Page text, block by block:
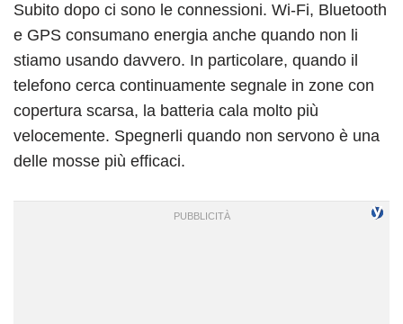
Subito dopo ci sono le connessioni. Wi-Fi, Bluetooth
e GPS consumano energia anche quando non li
stiamo usando davvero. In particolare, quando il
telefono cerca continuamente segnale in zone con
copertura scarsa, la batteria cala molto più
velocemente. Spegnerli quando non servono è una
delle mosse più efficaci.